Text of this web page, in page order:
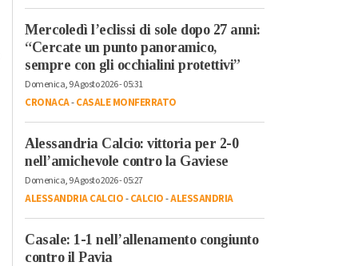
Mercoledì l’eclissi di sole dopo 27 anni:
“Cercate un punto panoramico,
sempre con gli occhialini protettivi”
Domenica, 9 Agosto 2026 - 05:31
CRONACA-CASALE MONFERRATO
Alessandria Calcio: vittoria per 2-0
nell’amichevole contro la Gaviese
Domenica, 9 Agosto 2026 - 05:27
ALESSANDRIA CALCIO-CALCIO-ALESSANDRIA
Casale: 1-1 nell’allenamento congiunto
contro il Pavia